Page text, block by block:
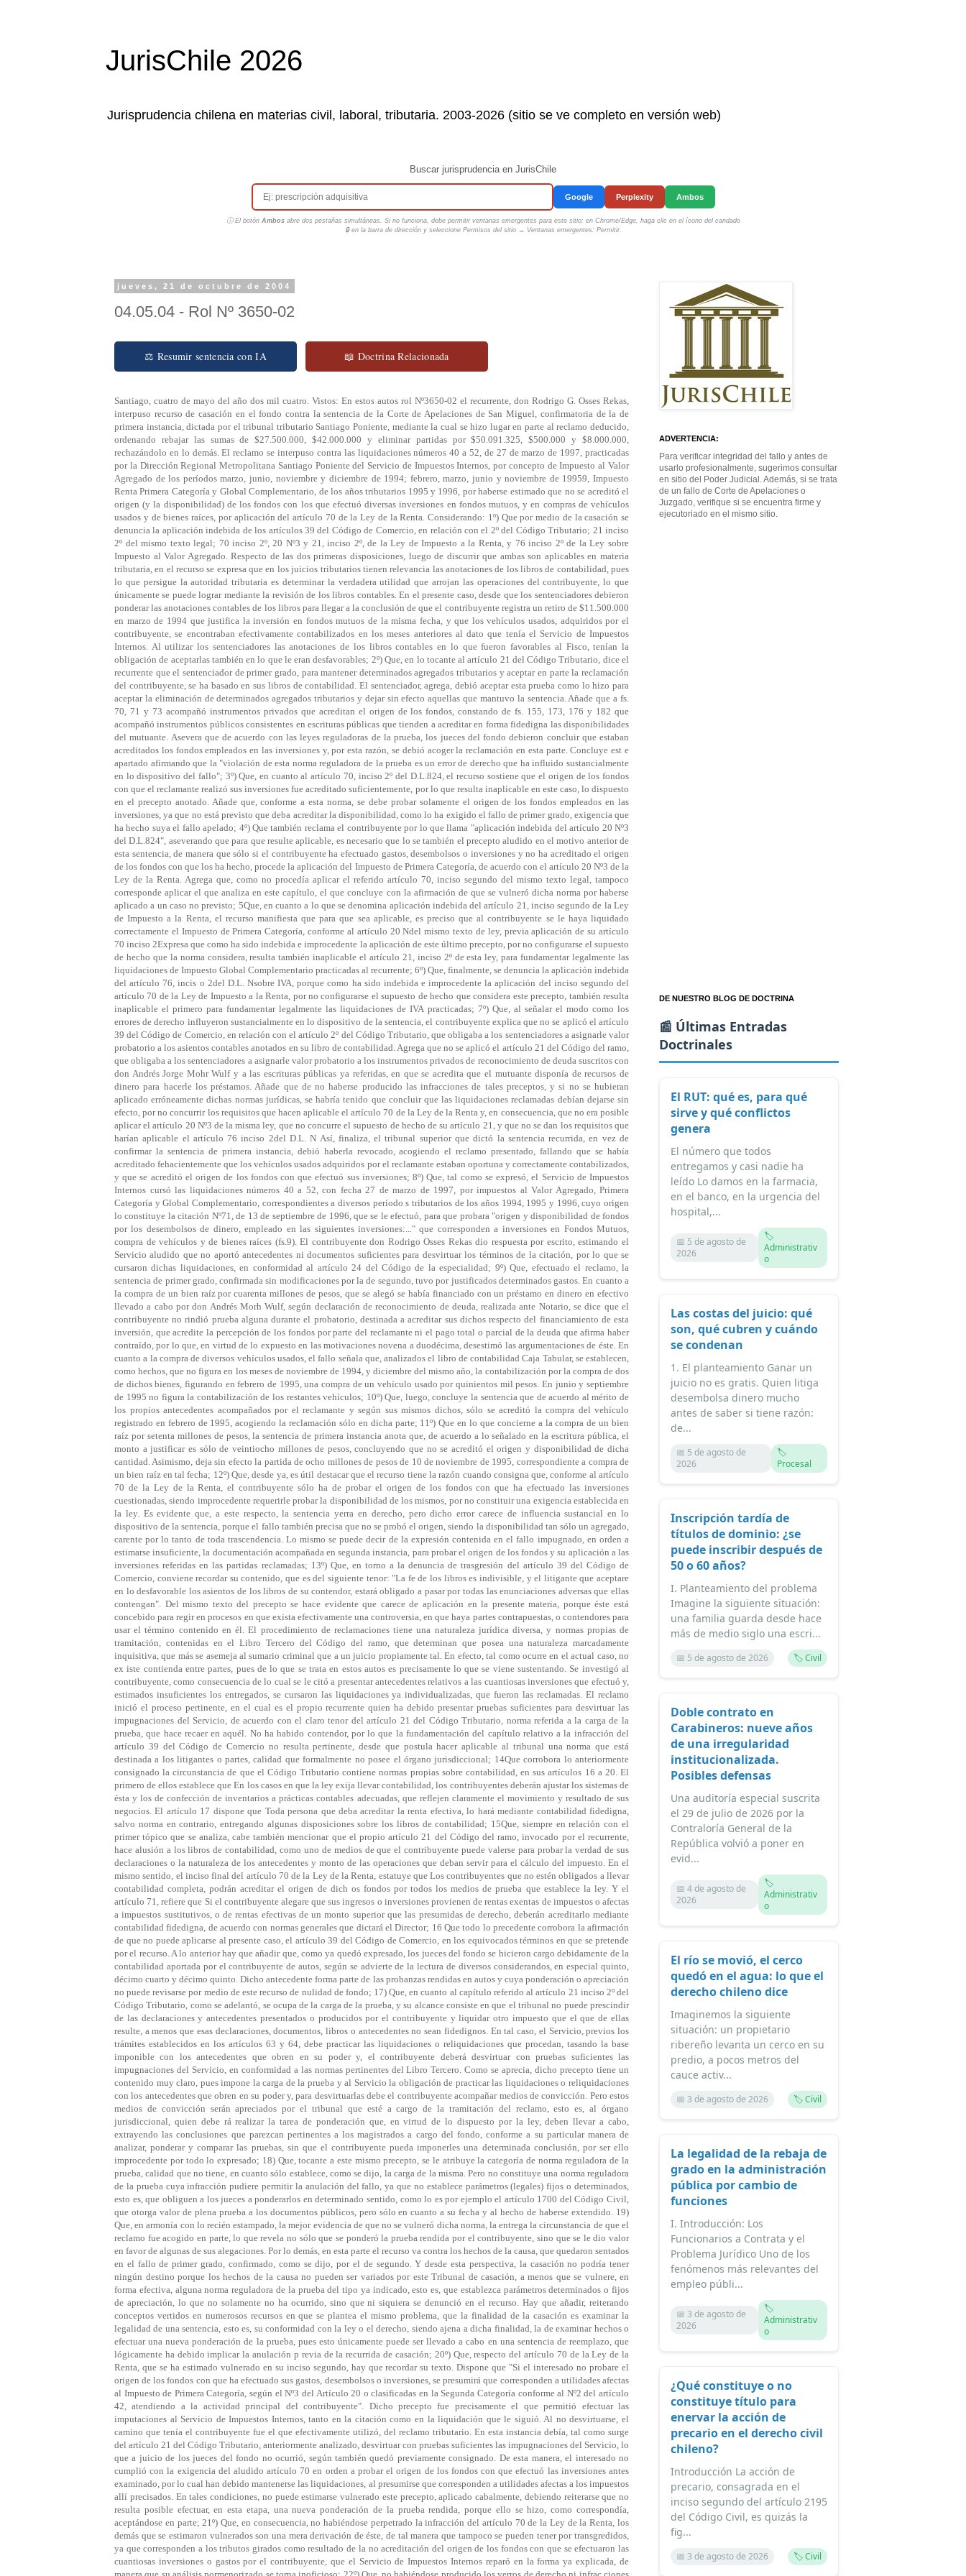
JurisChile 2026
Jurisprudencia chilena en materias civil, laboral, tributaria. 2003-2026 (sitio se ve completo en versión web)
Buscar jurisprudencia en JurisChile
Google Perplexity Ambos
ⓘ El botón Ambosabre dos pestañas simultáneas. Si no funciona, debe permitir ventanas emergentes para este sitio: en Chrome/Edge, haga clic en el ícono del candado
🔒 en la barra de dirección y seleccione Permisos del sitio → Ventanas emergentes: Permitir.
jueves, 21 de octubre de 2004
04.05.04 - Rol Nº 3650-02
⚖ Resumir sentencia con IA 📖 Doctrina Relacionada
Santiago, cuatro de mayo del año dos mil cuatro. Vistos: En estos autos rol Nº3650-02 el recurrente, don Rodrigo G. Osses Rekas, interpuso recurso de casación en el fondo contra la sentencia de la Corte de Apelaciones de San Miguel, confirmatoria de la de primera instancia, dictada por el tribunal tributario Santiago Poniente, mediante la cual se hizo lugar en parte al reclamo deducido, ordenando rebajar las sumas de $27.500.000, $42.000.000 y eliminar partidas por $50.091.325, $500.000 y $8.000.000, rechazándolo en lo demás. El reclamo se interpuso contra las liquidaciones números 40 a 52, de 27 de marzo de 1997, practicadas por la Dirección Regional Metropolitana Santiago Poniente del Servicio de Impuestos Internos, por concepto de Impuesto al Valor Agregado de los períodos marzo, junio, noviembre y diciembre de 1994; febrero, marzo, junio y noviembre de 19959, Impuesto Renta Primera Categoría y Global Complementario, de los años tributarios 1995 y 1996, por haberse estimado que no se acreditó el origen (y la disponibilidad) de los fondos con los que efectuó diversas inversiones en fondos mutuos, y en compras de vehículos usados y de bienes raíces, por aplicación del artículo 70 de la Ley de la Renta. Considerando: 1º) Que por medio de la casación se denuncia la aplicación indebida de los artículos 39 del Código de Comercio, en relación con el 2º del Código Tributario; 21 inciso 2º del mismo texto legal; 70 inciso 2º, 20 Nº3 y 21, inciso 2º, de la Ley de Impuesto a la Renta, y 76 inciso 2º de la Ley sobre Impuesto al Valor Agregado. Respecto de las dos primeras disposiciones, luego de discurrir que ambas son aplicables en materia tributaria, en el recurso se expresa que en los juicios tributarios tienen relevancia las anotaciones de los libros de contabilidad, pues lo que persigue la autoridad tributaria es determinar la verdadera utilidad que arrojan las operaciones del contribuyente, lo que únicamente se puede lograr mediante la revisión de los libros contables. En el presente caso, desde que los sentenciadores debieron ponderar las anotaciones contables de los libros para llegar a la conclusión de que el contribuyente registra un retiro de $11.500.000 en marzo de 1994 que justifica la inversión en fondos mutuos de la misma fecha, y que los vehículos usados, adquiridos por el contribuyente, se encontraban efectivamente contabilizados en los meses anteriores al dato que tenía el Servicio de Impuestos Internos. Al utilizar los sentenciadores las anotaciones de los libros contables en lo que fueron favorables al Fisco, tenían la obligación de aceptarlas también en lo que le eran desfavorables; 2º) Que, en lo tocante al artículo 21 del Código Tributario, dice el recurrente que el sentenciador de primer grado, para mantener determinados agregados tributarios y aceptar en parte la reclamación del contribuyente, se ha basado en sus libros de contabilidad. El sentenciador, agrega, debió aceptar esta prueba como lo hizo para aceptar la eliminación de determinados agregados tributarios y dejar sin efecto aquellas que mantuvo la sentencia. Añade que a fs. 70, 71 y 73 acompañó instrumentos privados que acreditan el origen de los fondos, constando de fs. 155, 173, 176 y 182 que acompañó instrumentos públicos consistentes en escrituras públicas que tienden a acreditar en forma fidedigna las disponibilidades del mutuante. Asevera que de acuerdo con las leyes reguladoras de la prueba, los jueces del fondo debieron concluir que estaban acreditados los fondos empleados en las inversiones y, por esta razón, se debió acoger la reclamación en esta parte. Concluye est e apartado afirmando que la "violación de esta norma reguladora de la prueba es un error de derecho que ha influido sustancialmente en lo dispositivo del fallo"; 3º) Que, en cuanto al artículo 70, inciso 2º del D.L.824, el recurso sostiene que el origen de los fondos con que el reclamante realizó sus inversiones fue acreditado suficientemente, por lo que resulta inaplicable en este caso, lo dispuesto en el precepto anotado. Añade que, conforme a esta norma, se debe probar solamente el origen de los fondos empleados en las inversiones, ya que no está previsto que deba acreditar la disponibilidad, como lo ha exigido el fallo de primer grado, exigencia que ha hecho suya el fallo apelado; 4º) Que también reclama el contribuyente por lo que llama "aplicación indebida del artículo 20 Nº3 del D.L.824", aseverando que para que resulte aplicable, es necesario que lo se también el precepto aludido en el motivo anterior de esta sentencia, de manera que sólo si el contribuyente ha efectuado gastos, desembolsos o inversiones y no ha acreditado el origen de los fondos con que los ha hecho, procede la aplicación del Impuesto de Primera Categoría, de acuerdo con el artículo 20 Nº3 de la Ley de la Renta. Agrega que, como no procedía aplicar el referido artículo 70, inciso segundo del mismo texto legal, tampoco corresponde aplicar el que analiza en este capítulo, el que concluye con la afirmación de que se vulneró dicha norma por haberse aplicado a un caso no previsto; 5Que, en cuanto a lo que se denomina aplicación indebida del artículo 21, inciso segundo de la Ley de Impuesto a la Renta, el recurso manifiesta que para que sea aplicable, es preciso que al contribuyente se le haya liquidado correctamente el Impuesto de Primera Categoría, conforme al artículo 20 Ndel mismo texto de ley, previa aplicación de su artículo 70 inciso 2Expresa que como ha sido indebida e improcedente la aplicación de este último precepto, por no configurarse el supuesto de hecho que la norma considera, resulta también inaplicable el artículo 21, inciso 2º de esta ley, para fundamentar legalmente las liquidaciones de Impuesto Global Complementario practicadas al recurrente; 6º) Que, finalmente, se denuncia la aplicación indebida del artículo 76, incis o 2del D.L. Nsobre IVA, porque como ha sido indebida e improcedente la aplicación del inciso segundo del artículo 70 de la Ley de Impuesto a la Renta, por no configurarse el supuesto de hecho que considera este precepto, también resulta inaplicable el primero para fundamentar legalmente las liquidaciones de IVA practicadas; 7º) Que, al señalar el modo como los errores de derecho influyeron sustancialmente en lo dispositivo de la sentencia, el contribuyente explica que no se aplicó el artículo 39 del Código de Comercio, en relación con el artículo 2º del Código Tributario, que obligaba a los sentenciadores a asignarle valor probatorio a los asientos contables anotados en su libro de contabilidad. Agrega que no se aplicó el artículo 21 del Código del ramo, que obligaba a los sentenciadores a asignarle valor probatorio a los instrumentos privados de reconocimiento de deuda suscritos con don Andrés Jorge Mohr Wulf y a las escrituras públicas ya referidas, en que se acredita que el mutuante disponía de recursos de dinero para hacerle los préstamos. Añade que de no haberse producido las infracciones de tales preceptos, y si no se hubieran aplicado erróneamente dichas normas jurídicas, se habría tenido que concluir que las liquidaciones reclamadas debían dejarse sin efecto, por no concurrir los requisitos que hacen aplicable el artículo 70 de la Ley de la Renta y, en consecuencia, que no era posible aplicar el artículo 20 Nº3 de la misma ley, que no concurre el supuesto de hecho de su artículo 21, y que no se dan los requisitos que harían aplicable el artículo 76 inciso 2del D.L. N Así, finaliza, el tribunal superior que dictó la sentencia recurrida, en vez de confirmar la sentencia de primera instancia, debió haberla revocado, acogiendo el reclamo presentado, fallando que se había acreditado fehacientemente que los vehículos usados adquiridos por el reclamante estaban oportuna y correctamente contabilizados, y que se acreditó el origen de los fondos con que efectuó sus inversiones; 8º) Que, tal como se expresó, el Servicio de Impuestos Internos cursó las liquidaciones números 40 a 52, con fecha 27 de marzo de 1997, por impuestos al Valor Agregado, Primera Categoría y Global Complementario, correspondientes a diversos período s tributarios de los años 1994, 1995 y 1996, cuyo origen lo constituye la citación Nº71, de 13 de septiembre de 1996, que se le efectuó, para que probara "origen y disponibilidad de fondos por los desembolsos de dinero, empleado en las siguientes inversiones:..." que corresponden a inversiones en Fondos Mutuos, compra de vehículos y de bienes raíces (fs.9). El contribuyente don Rodrigo Osses Rekas dio respuesta por escrito, estimando el Servicio aludido que no aportó antecedentes ni documentos suficientes para desvirtuar los términos de la citación, por lo que se cursaron dichas liquidaciones, en conformidad al artículo 24 del Código de la especialidad; 9º) Que, efectuado el reclamo, la sentencia de primer grado, confirmada sin modificaciones por la de segundo, tuvo por justificados determinados gastos. En cuanto a la compra de un bien raíz por cuarenta millones de pesos, que se alegó se había financiado con un préstamo en dinero en efectivo llevado a cabo por don Andrés Morh Wulf, según declaración de reconocimiento de deuda, realizada ante Notario, se dice que el contribuyente no rindió prueba alguna durante el probatorio, destinada a acreditar sus dichos respecto del financiamiento de esta inversión, que acredite la percepción de los fondos por parte del reclamante ni el pago total o parcial de la deuda que afirma haber contraído, por lo que, en virtud de lo expuesto en las motivaciones novena a duodécima, desestimó las argumentaciones de éste. En cuanto a la compra de diversos vehículos usados, el fallo señala que, analizados el libro de contabilidad Caja Tabular, se establecen, como hechos, que no figura en los meses de noviembre de 1994, y diciembre del mismo año, la contabilización por la compra de dos de dichos bienes, figurando en febrero de 1995, una compra de un vehículo usado por quinientos mil pesos. En junio y septiembre de 1995
ADVERTENCIA:
Para verificar integridad del fallo y antes de
usarlo profesionalmente, sugerimos consultar
en sitio del Poder Judicial. Además, si se trata
de un fallo de Corte de Apelaciones o
Juzgado, verifique si se encuentra firme y
ejecutoriado en el mismo sitio.
DE NUESTRO BLOG DE DOCTRINA
📰 Últimas Entradas
Doctrinales
El RUT: qué es, para qué
sirve y qué conflictos
genera
El número que todos
entregamos y casi nadie ha
leído Lo damos en la farmacia,
en el banco, en la urgencia del
hospital,...
📅 5 de agosto de
2026
🏷️
Administrativ
o
Las costas del juicio: qué
son, qué cubren y cuándo
se condenan
1. El planteamiento Ganar un
juicio no es gratis. Quien litiga
desembolsa dinero mucho
antes de saber si tiene razón:
de...
📅 5 de agosto de
2026
🏷️
Procesal
Inscripción tardía de
títulos de dominio: ¿se
puede inscribir después de
50 o 60 años?
I. Planteamiento del problema
Imagine la siguiente situación:
una familia guarda desde hace
más de medio siglo una escri...
📅 5 de agosto de 2026 🏷️ Civil
Doble contrato en
Carabineros: nueve años
de una irregularidad
institucionalizada.
Posibles defensas
Una auditoría especial suscrita
el 29 de julio de 2026 por la
Contraloría General de la
República volvió a poner en
evid...
📅 4 de agosto de
2026
🏷️
Administrativ
o
El río se movió, el cerco
quedó en el agua: lo que el
derecho chileno dice
Imaginemos la siguiente
situación: un propietario
ribereño levanta un cerco en su
predio, a pocos metros del
cauce activ...
📅 3 de agosto de 2026 🏷️ Civil
La legalidad de la rebaja de
grado en la administración
pública por cambio de
funciones
I. Introducción: Los
Funcionarios a Contrata y el
Problema Jurídico Uno de los
fenómenos más relevantes del
empleo públi...
📅 3 de agosto de
2026
🏷️
Administrativ
o
¿Qué constituye o no
constituye título para
enervar la acción de
precario en el derecho civil
chileno?
Introducción La acción de
precario, consagrada en el
inciso segundo del artículo 2195
del Código Civil, es quizás la
fig...
📅 3 de agosto de 2026 🏷️ Civil